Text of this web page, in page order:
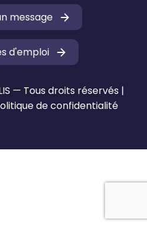
message
d'emploi
— Tous droits réservés |
de confidentialité